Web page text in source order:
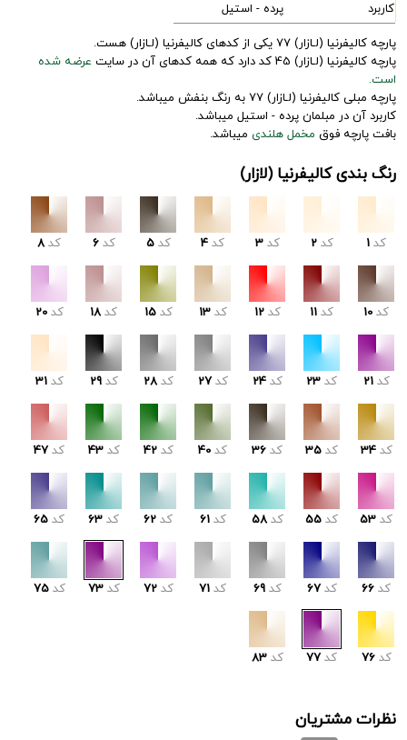
کاربرد
پرده - استیل
پارچه کالیفرنیا (لـازار) 77 یکی از کدهای کالیفرنیا (لـازار) هست.
پارچه کالیفرنیا (لـازار) 45 کد دارد که همه کدهای آن در سایت
عرضه شده
است.
پارچه مبلی کالیفرنیا (لـازار) 77 به رنگ بنفش میباشد.
کاربرد آن در مبلمان پرده - استیل میباشد.
بافت پارچه فوق مخمل هلندی میباشد.
رنگ بندی کالیفرنیا (لازار)
کد 1 کد 2 کد 3 کد 4 کد 5 کد 6 کد 8
کد 10 کد 11 کد 12 کد 13 کد 15 کد 18 کد 20
کد 21 کد 23 کد 24 کد 27 کد 28 کد 29 کد 31
کد 34 کد 35 کد 36 کد 40 کد 42 کد 43 کد 47
کد 53 کد 55 کد 58 کد 61 کد 62 کد 63 کد 65
کد 66 کد 67 کد 69 کد 71 کد 72 کد 73 کد 75
کد 76 کد 77 کد 83
نظرات مشتریان